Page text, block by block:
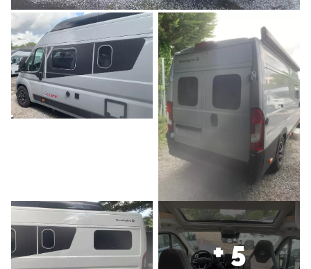
+ 5